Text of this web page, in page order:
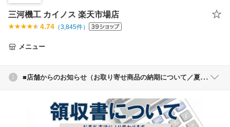
三河機工 カイノス 楽天市場店
4.74 （3,845件）
メニュー
■店舗からのお知らせ（お取り寄せ商品の納期について／夏季休業伴う商品発送について）